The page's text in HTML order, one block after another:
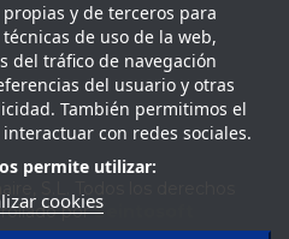
y de terceros para
de uso de la web,
del tráfico de navegación
del usuario y otras
También permitimos el
con redes sociales.
permite utilizar:
cookies
porSeintosoft